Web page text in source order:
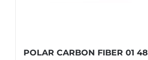
POLAR CARBON FIBER 01 48